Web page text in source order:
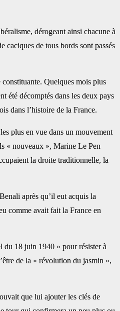
dérogeant ainsi chacune à
caciques de tous bords sont passés
Quelques mois plus
été décomptés dans les deux pays
dans l’histoire de la France.
plus en vue dans un mouvement
« nouveaux », Marine Le Pen
la droite traditionnelle, la
après qu’il eut acquis la
comme avait fait la France en
du 18 juin 1940 » pour résister à
de la « révolution du jasmin »,
que lui ajouter les clés de